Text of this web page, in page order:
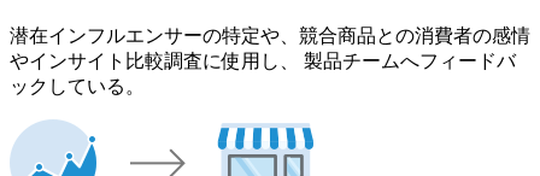
潜在インフルエンサーの特定や、競合商品との消費者の感情
やインサイト比較調査に使用し、 製品チームへフィードバ
ックしている。